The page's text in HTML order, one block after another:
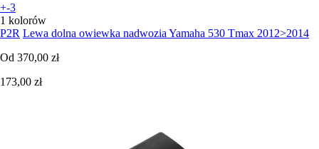
+-3
1 kolorów
P2R Lewa dolna owiewka nadwozia Yamaha 530 Tmax 2012>2014
Od 370,00 zł
173,00 zł